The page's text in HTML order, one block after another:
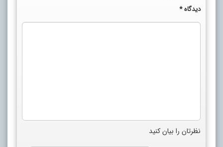
دیدگاه*
نظرتان را بیان کنید